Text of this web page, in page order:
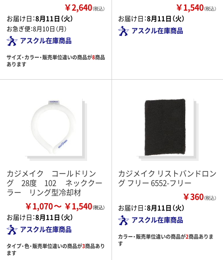
￥2,640（税込）
お届け日：8月11日（火）
お急ぎ便：8月10日（月）
アスクル在庫商品
サイズ・カラー・販売単位違いの商品が8商品
あります
￥1,540（税込）
お届け日：8月11日（火）
アスクル在庫商品
カジメイク コールドリン
グ 28度 102 ネッククー
ラー リング型冷却材
￥1,070 ￥1,540
お届け日：8月11日（火）
アスクル在庫商品
タイプ・色・販売単位違いの商品が3商品あり
ます
カジメイク リストバンドロン
グ フリー 6552-フリー
￥360（税込）
お届け日：8月11日（火）
アスクル在庫商品
カラー・販売単位違いの商品が2商品ありま
す